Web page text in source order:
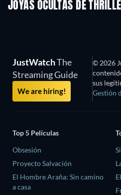
JOYAS OCULTAS DE
TV
JustWatchThe
Streaming Guide
We are hiring!
© 2026
sus
Gestión
Top 5 Películas
Obsesión
Proyecto Salvación
El Hombre Araña: Sin camino
a casa